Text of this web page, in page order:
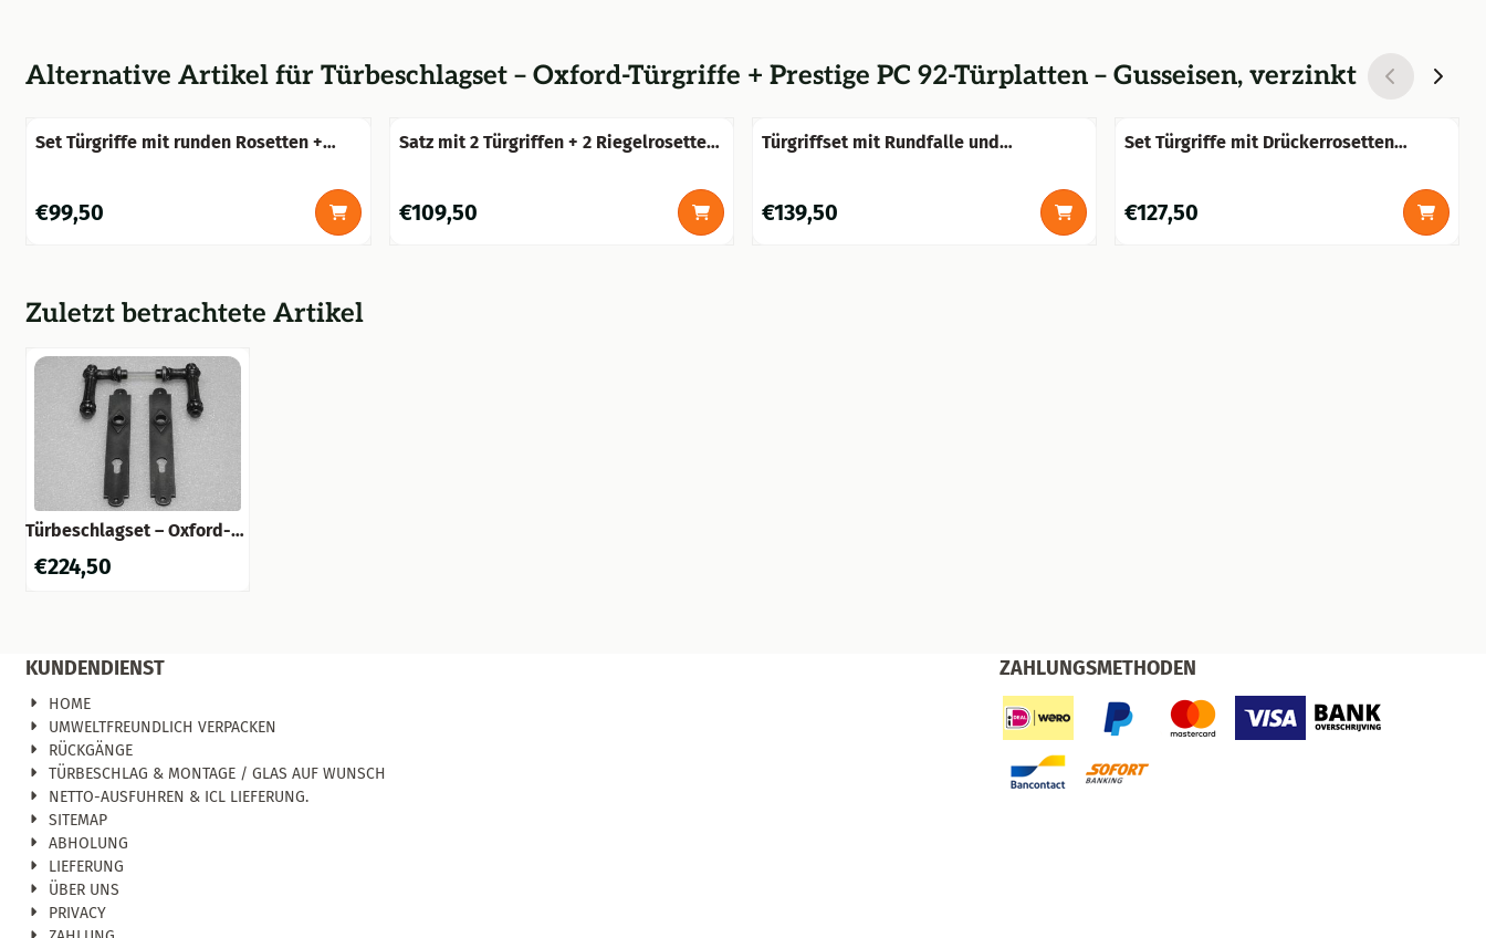
Alternative Artikel fürTürbeschlagset – Oxford-Türgriffe + Prestige PC 92-Türplatten – Gusseisen, verzinkt
Set Türgriffe mit runden Rosetten +
Preis: 99,50
€99,50
Satz mit 2 Türgriffen + 2 Riegelrosetten
Preis: 109,50
€109,50
Türgriffset mit Rundfalle und
Preis: 139,50
€139,50
Set Türgriffe mit Drückerrosetten
Preis: 127,50
€127,50
Zuletzt betrachtete Artikel
Türbeschlagset – Oxford-
Türplatten – Gusseisen,
€224,50
KUNDENDIENST
HOME
UMWELTFREUNDLICH VERPACKEN
RÜCKGÄNGE
TÜRBESCHLAG & MONTAGE / GLAS AUF WUNSCH
NETTO-AUSFUHREN & ICL LIEFERUNG.
SITEMAP
ABHOLUNG
LIEFERUNG
ÜBER UNS
PRIVACY
ZAHLUNGSMETHODEN